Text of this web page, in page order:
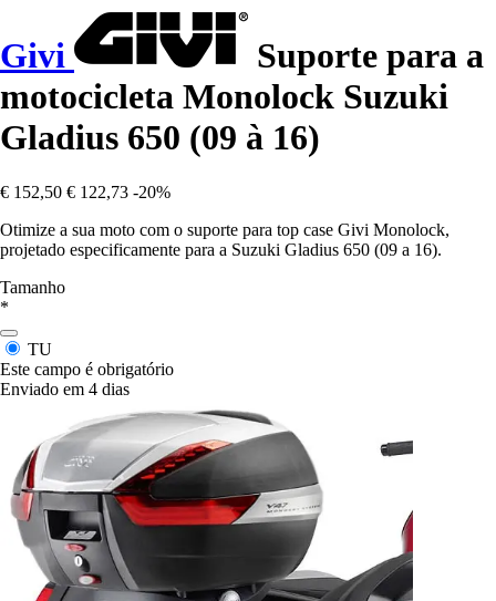
Givi
Suporte para a
motocicleta Monolock Suzuki
Gladius 650 (09 à 16)
€ 152,50 € 122,73 -20%
Otimize a sua moto com o suporte para top case Givi Monolock,
projetado especificamente para a Suzuki Gladius 650 (09 a 16).
Tamanho
*
TU
Este campo é obrigatório
Enviado em 4 dias